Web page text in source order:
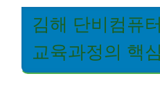
김해 단비컴퓨
교육과정의 핵